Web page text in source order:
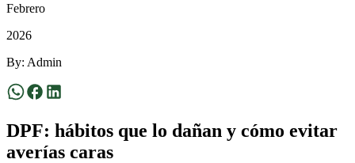
Febrero
2026
By: Admin
DPF: hábitos que lo dañan y cómo evitar
averías caras